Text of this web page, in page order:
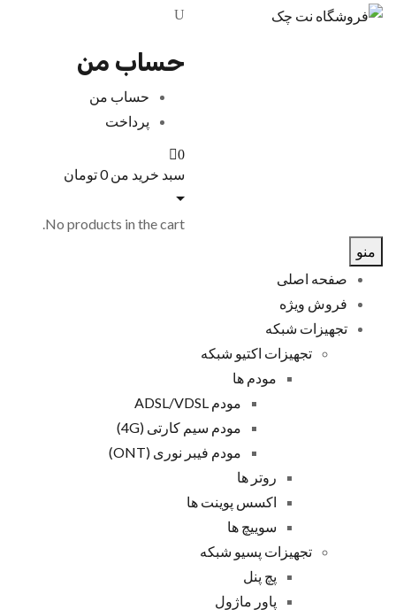
حساب من
حساب من
پرداخت
0
سبد خرید من0تومان
No products in the cart.
منو
صفحه اصلی
فروش ویژه
تجهیزات شبکه
تجهیزات اکتیو شبکه
مودم ها
مودم ADSL/VDSL
مودم سیم کارتی (4G)
مودم فیبر نوری (ONT)
روتر ها
اکسس پوینت ها
سوییچ ها
تجهیزات پسیو شبکه
پچ پنل
پاور ماژول